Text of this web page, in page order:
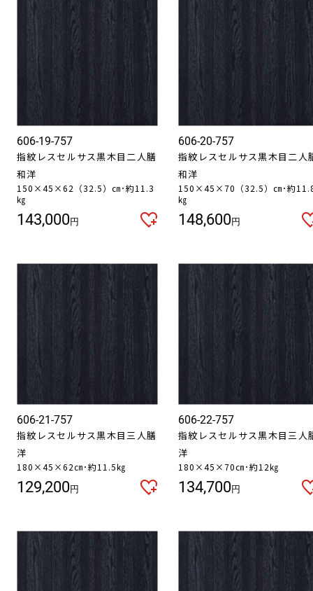
606-19-757
指紋レスセルサス黒木目二人膳
和洋
150×45×62（32.5）㎝･約11.3
㎏
143,000円
606-20-757
指紋レスセルサス黒木目二人
和洋
150×45×70（32.5）㎝･約
㎏
148,600円
606-21-757
指紋レスセルサス黒木目三人膳
洋
180×45×62㎝･約11.5㎏
129,200円
606-22-757
指紋レスセルサス黒木目三人
洋
180×45×70㎝･約12㎏
134,700円